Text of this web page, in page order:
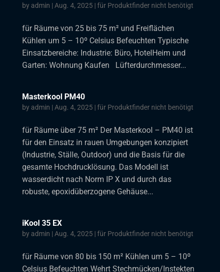
by admin | Aug. 4, 2025| für Produktfinder nicht benötigt
für Räume von 25 bis 75 m² und Freiflächen
Kühlen um 5 – 10º Celsius Befeuchten Typische
Einsatzbereiche: Industrie: Büro, HotelHeim und
Garten: Wohnung Kaufen Lüfterdurchmesser...
Masterkool PM40
by admin | Aug. 4, 2025| für Produktfinder nicht benötigt
für Räume über 75 m² Der Masterkool – PM40 ist
für den Einsatz in rauen Umgebungen konzipiert
(Industrie, Ställe, Outdoor) und die Basis für die
gesamte Hochdrucklösung. Das Modell ist
wasserdicht nach Norm IP X und durch das
robuste, epoxidüberzogene Gehäuse...
iKool 35 EX
by admin | Aug. 4, 2025| für Produktfinder nicht benötigt
für Räume von 80 bis 150 m² Kühlen um 5 – 10º
Celsius Befeuchten Wehrt Stechmücken/Instekten